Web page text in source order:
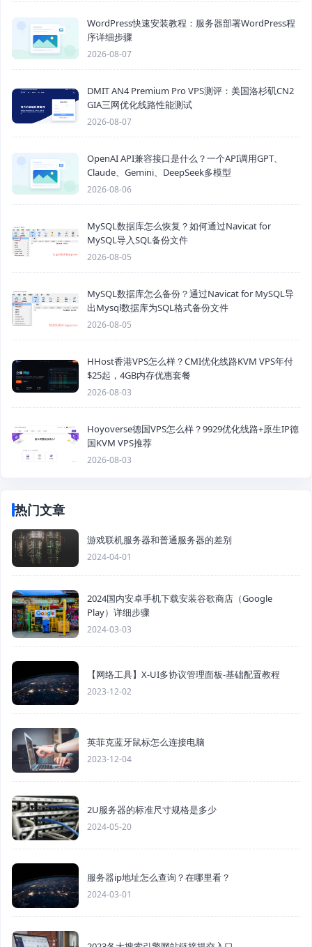
WordPress快速安装教程：服务器部署WordPress程
序详细步骤
2026-08-07
DMIT AN4 Premium Pro VPS测评：美国洛杉矶CN2
GIA三网优化线路性能测试
2026-08-07
OpenAI API兼容接口是什么？一个API调用GPT、
Claude、Gemini、DeepSeek多模型
2026-08-06
MySQL数据库怎么恢复？如何通过Navicat for
MySQL导入SQL备份文件
2026-08-05
MySQL数据库怎么备份？通过Navicat for MySQL导
出Mysql数据库为SQL格式备份文件
2026-08-05
HHost香港VPS怎么样？CMI优化线路KVM VPS年付
$25起，4GB内存优惠套餐
2026-08-03
Hoyoverse德国VPS怎么样？9929优化线路+原生IP德
国KVM VPS推荐
2026-08-03
热门文章
游戏联机服务器和普通服务器的差别
2024-04-01
2024国内安卓手机下载安装谷歌商店（Google
Play）详细步骤
2024-03-03
【网络工具】X-UI多协议管理面板-基础配置教程
2023-12-02
英菲克蓝牙鼠标怎么连接电脑
2023-12-04
2U服务器的标准尺寸规格是多少
2024-05-20
服务器ip地址怎么查询？在哪里看？
2024-03-01